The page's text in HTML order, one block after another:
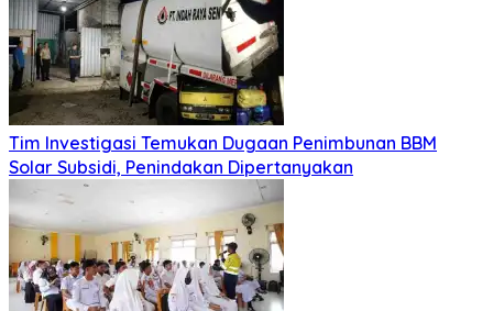
Tim Investigasi Temukan Dugaan Penimbunan BBM
Solar Subsidi, Penindakan Dipertanyakan